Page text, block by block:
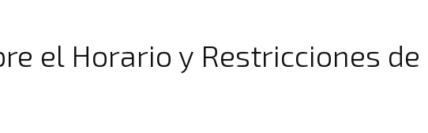
el Horario y Restricciones de